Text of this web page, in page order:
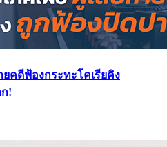
ยคดีฟ้องกระทะโคเรียคิง
!